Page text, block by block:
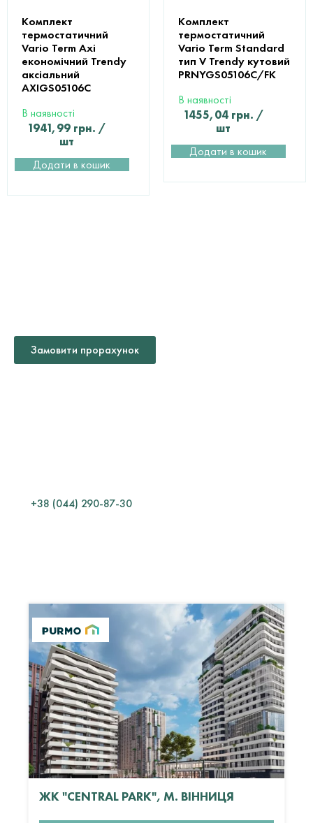
Комплект
термостатичний
Vario Term Axi
економічний Trendy
аксіальний
AXIGS05106С
В наявності
1941,99 грн. /
шт
Додати в кошик
Комплект
термостатичний
Vario Term Standard
тип V Trendy кутовий
PRNYGS05106C/FK
В наявності
1455,04 грн. /
шт
Додати в кошик
Замовити прорахунок
+38 (044) 290-87-30
ЖК "CENTRAL PARK", М. ВІННИЦЯ